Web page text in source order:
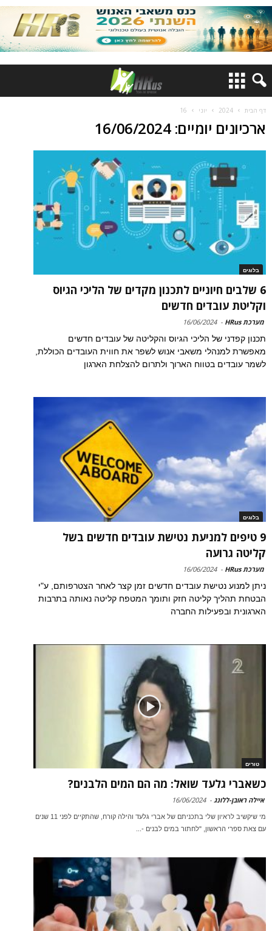
דף הבית 2024 יוני 16
ארכיונים יומיים: 16/06/2024
בלוגים
6 שלבים חיוניים לתכנון מקדים של הליכי הגיוס
וקליטת עובדים חדשים
מערכת HRus -
16/06/2024
תכנון קפדני של הליכי הגיוס והקליטה של עובדים חדשים
מאפשרת למנהלי משאבי אנוש לשפר את חווית העובדים הכוללת,
לשמר עובדים בטווח הארוך ולתרום להצלחת הארגון
בלוגים
9 טיפים למניעת נטישת עובדים חדשים בשל
קליטה גרועה
מערכת HRus -
16/06/2024
ניתן למנוע נטישת עובדים חדשים זמן קצר לאחר הצטרפותם, ע"י
הבטחת תהליך קליטה חזק ותומך המטפח קליטה נאותה בתרבות
הארגונית ובפעילות החברה
טורים
כשאברי גלעד שואל: מה הם המים הלבנים?
איילה ראובן-ללונג -
16/06/2024
מי שיקשיב לראיון שלי בתכניתם של אברי גלעד והילה קורח, שהתקיים לפני 11 שנים
עם צאת ספרי הראשון, "לחתור במים לבנים -...